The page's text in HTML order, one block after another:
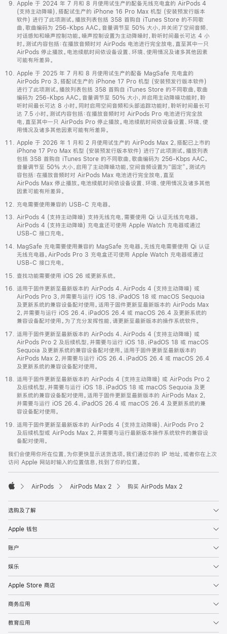
Apple 于 2024 年 7 月和 8 月使用试生产的配备无线充电盒的 AirPods 4
(支持主动降噪)，搭配试生产的 iPhone 16 Pro Max 机型 (安装预发行版本
软件) 进行了此项测试。播放列表包括 358 首购自 iTunes Store 的不同歌
曲，歌曲编码为 256-Kbps AAC。音量调节至 50% 大小，并关闭了空间音频、
对话感知和噪声控制功能。噪声控制设置为主动降噪时，聆听时间最长可达 4 小
时。测试内容包括：在播放音频时对 AirPods 电池进行完全放电，直至其中一只
AirPods 停止播放。电池续航时间依设备设置、环境、使用情况及诸多其他因素
可能有所差异。
Apple 于 2025 年 7 月和 8 月使用试生产的配备 MagSafe 充电盒的
AirPods Pro 3，搭配试生产的 iPhone 17 Pro 机型 (安装预发行版本软件)
进行了此项测试。播放列表包括 358 首购自 iTunes Store 的不同歌曲，歌曲
编码为 256-Kbps AAC。音量调节至 50% 大小，并启用主动降噪功能时，聆
听时间最长可达 8 小时。同时启用空间音频和头部追踪功能时，聆听时间最长可
达 7.5 小时。测试内容包括：在播放音频时对 AirPods Pro 电池进行完全放
电，直至其中一只 AirPods Pro 停止播放。电池续航时间依设备设置、环境、使
用情况及诸多其他因素可能有所差异。
Apple 于 2026 年 1 月和 2 月使用试生产的 AirPods Max 2，搭配已上市的
iPhone 17 Pro Max 机型 (安装预发行版本软件) 进行了此项测试。播放列表
包括 358 首购自 iTunes Store 的不同歌曲，歌曲编码为 256-Kbps AAC。
音量调节至 50% 大小，启用了主动降噪功能，空间音频设置为“固定”。测试内
容包括：在播放音频时对 AirPods Max 电池进行完全放电，直至
AirPods Max 停止播放。电池续航时间依设备设置、环境、使用情况及诸多其他
因素可能有所差异。
充电需要使用兼容的 USB-C 充电器。
AirPods 4 (支持主动降噪) 支持无线充电，需要使用 Qi 认证无线充电器。
AirPods 4 (支持主动降噪) 充电盒还可使用 Apple Watch 充电器或通过
USB-C 接口充电。
MagSafe 充电需要使用兼容的 MagSafe 充电器。无线充电需要使用 Qi 认证
无线充电器。AirPods Pro 3 充电盒还可使用 Apple Watch 充电器或通过
USB-C 接口充电。
查找功能需要使用 iOS 26 或更新系统。
适用于固件更新至最新版本的 AirPods 4、AirPods 4 (支持主动降噪) 或
AirPods Pro 3，并需要与运行 iOS 18、iPadOS 18 或 macOS Sequoia
及更新系统的兼容设备配对使用。适用于固件更新至最新版本的 AirPods Max
2，并需要与运行 iOS 26.4、iPadOS 26.4 或 macOS 26.4 及更新系统的
兼容设备配对使用。为了充分发挥性能，请更新至最新版本的操作系统软件。
适用于固件更新至最新版本的 AirPods 4、AirPods 4 (支持主动降噪) 或
AirPods Pro 2 及后续机型，并需要与运行 iOS 18、iPadOS 18 或 macOS
Sequoia 及更新系统的兼容设备配对使用。适用于固件更新至最新版本的
AirPods Max 2，并需要与运行 iOS 26.4、iPadOS 26.4 或 macOS 26.4
及更新系统的兼容设备配对使用。
适用于固件更新至最新版本的 AirPods 4 (支持主动降噪) 或 AirPods Pro 2
及后续机型，并需要与运行 iOS 18、iPadOS 18 或 macOS Sequoia 及更
新系统的兼容设备配对使用。适用于固件更新至最新版本的 AirPods Max 2，
并需要与运行 iOS 26.4、iPadOS 26.4 或 macOS 26.4 及更新系统的兼
容设备配对使用。
适用于固件更新至最新版本的 AirPods 4 (支持主动降噪)、AirPods Pro 2
及后续机型或 AirPods Max 2，并需要与运行最新版本操作系统软件的兼容设
备配对使用。
我们会使用你所在位置，为你更快显示送货选项。我们通过你的 IP 地址，或者你在上次
访问 Apple 网站时输入的位置信息，找到了你的位置。
AirPods AirPods Max 2 购买 AirPods Max 2
选购及了解
Apple 钱包
账户
娱乐
Apple Store 商店
商务应用
教育应用